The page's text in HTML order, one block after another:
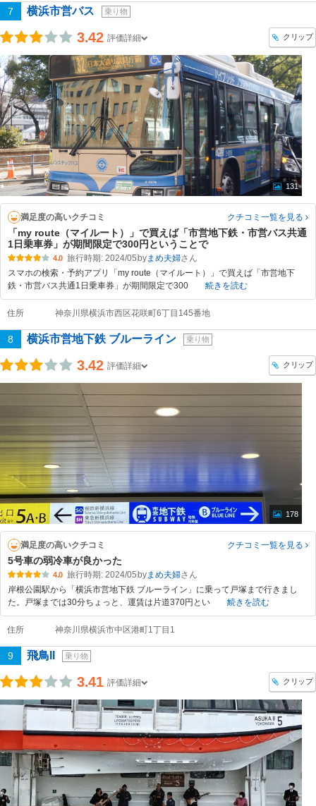
7 横浜市営バス 乗り物
3.42 評価詳細 クリップ
131
満足度の高いクチコミ クチコミ一覧を見る
「my route（マイルート）」で買えば「市営地下鉄・市営バス共通
1日乗車券」が期間限定で300円ということで
4.0 旅行時期: 2024/05 byまめ夫婦
スマホの検索・予約アプリ「my route（マイルート）」で買えば「市営地下
鉄・市営バス共通1日乗車券」が期間限定で300
続きを読む
住所 神奈川県横浜市西区花咲町6丁目145番地
8 横浜市営地下鉄 ブルーライン 乗り物
3.42 評価詳細 クリップ
178
満足度の高いクチコミ クチコミ一覧を見る
5号車の弱冷車が良かった
4.0 旅行時期: 2024/05 byまめ夫婦
岸根公園駅から「横浜市営地下鉄 ブルーライン」に乗って戸塚まで行きまし
た。戸塚までは30分ちょっと、運賃は片道370円とい
続きを読む
住所 神奈川県横浜市中区港町1丁目1
9 飛鳥II 乗り物
3.41 評価詳細 クリップ